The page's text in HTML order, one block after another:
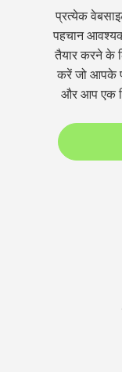
प्रत्येक
पहचान
तैयार करने के
करें जो आपके
और आप एक